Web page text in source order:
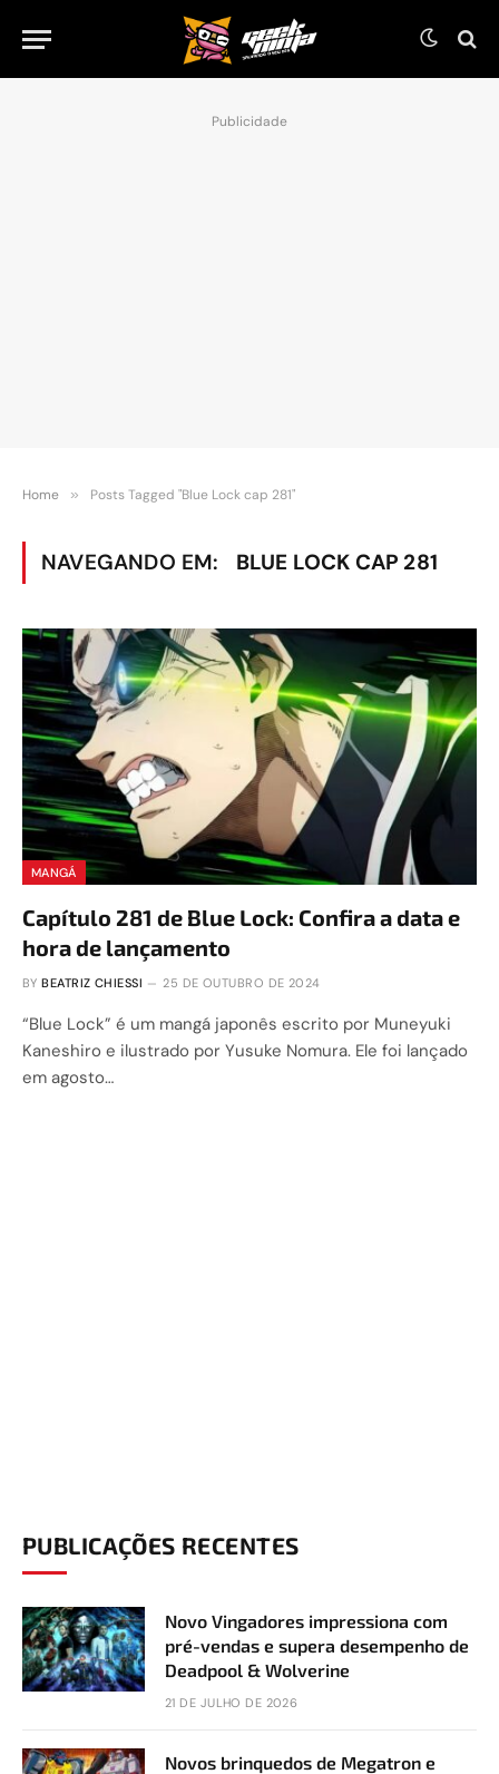
Publicidade
Home » Posts Tagged "Blue Lock cap 281"
NAVEGANDO EM: BLUE LOCK CAP 281
MANGÁ
Capítulo 281 de Blue Lock: Confira a data e
hora de lançamento
BY BEATRIZ CHIESSI 25 DE OUTUBRO DE 2024
“Blue Lock” é um mangá japonês escrito por Muneyuki
Kaneshiro e ilustrado por Yusuke Nomura. Ele foi lançado
em agosto…
PUBLICAÇÕES RECENTES
Novo Vingadores impressiona com
pré-vendas e supera desempenho de
Deadpool & Wolverine
21 DE JULHO DE 2026
Novos brinquedos de Megatron e